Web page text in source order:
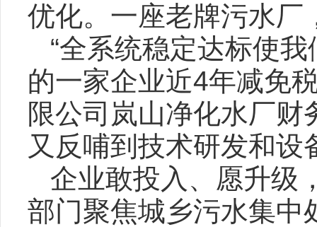
优化。一座老牌污水厂
“全系统稳定达标使
的一家企业近4年减免
限公司岚山净化水厂财
又反哺到技术研发和设
企业敢投入、愿升级
部门聚焦城乡污水集中